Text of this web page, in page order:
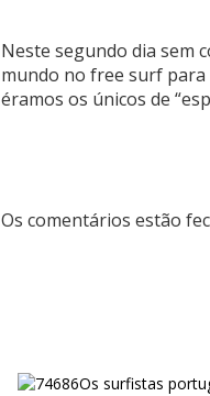
Neste segundo dia sem
mundo no free surf para
éramos os únicos de
Os comentários estão